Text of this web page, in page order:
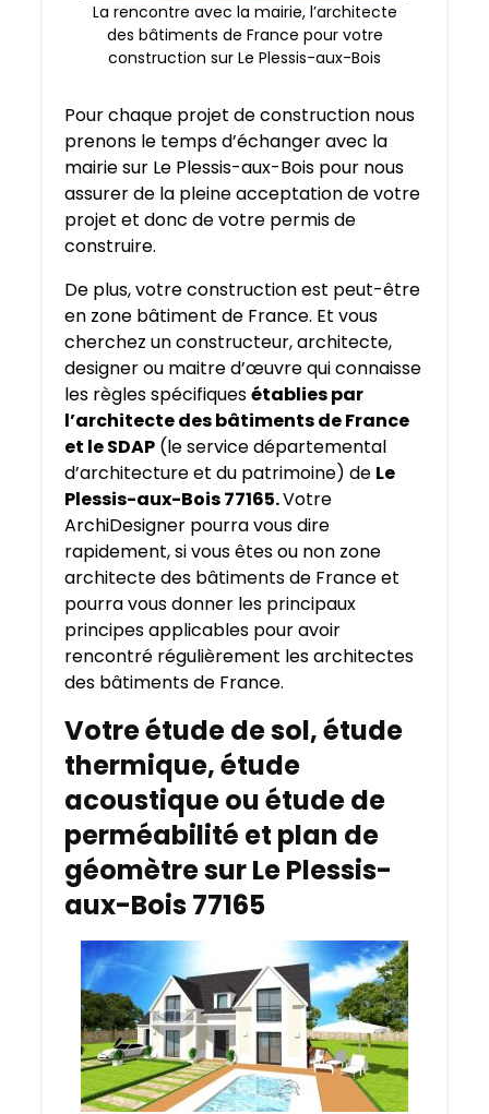
La rencontre avec la mairie, l’architecte
des bâtiments de France pour votre
construction sur Le Plessis-aux-Bois
Pour chaque projet de construction nous
prenons le temps d’échanger avec la
mairie sur Le Plessis-aux-Bois pour nous
assurer de la pleine acceptation de votre
projet et donc de votre permis de
construire.
De plus, votre construction est peut-être
en zone bâtiment de France. Et vous
cherchez un constructeur, architecte,
designer ou maitre d’œuvre qui connaisse
les règles spécifiquesétablies par
l’architecte des bâtiments de France
et le SDAP (le service départemental
d’architecture et du patrimoine) de Le
Plessis-aux-Bois 77165.Votre
ArchiDesigner pourra vous dire
rapidement, si vous êtes ou non zone
architecte des bâtiments de France et
pourra vous donner les principaux
principes applicables pour avoir
rencontré régulièrement les architectes
des bâtiments de France.
Votre étude de sol, étude
thermique, étude
acoustique ou étude de
perméabilité et plan de
géomètre sur Le Plessis-
aux-Bois 77165